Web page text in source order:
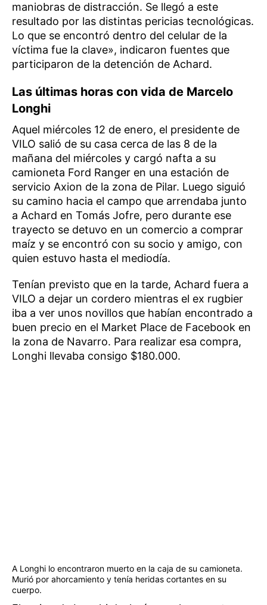
maniobras de distracción. Se llegó a este
resultado por las distintas pericias tecnológicas.
Lo que se encontró dentro del celular de la
víctima fue la clave», indicaron fuentes que
participaron de la detención de Achard.
Las últimas horas con vida de Marcelo
Longhi
Aquel miércoles 12 de enero, el presidente de
VILO salió de su casa cerca de las 8 de la
mañana del miércoles y cargó nafta a su
camioneta Ford Ranger en una estación de
servicio Axion de la zona de Pilar. Luego siguió
su camino hacia el campo que arrendaba junto
a Achard en Tomás Jofre, pero durante ese
trayecto se detuvo en un comercio a comprar
maíz y se encontró con su socio y amigo, con
quien estuvo hasta el mediodía.
Tenían previsto que en la tarde, Achard fuera a
VILO a dejar un cordero mientras el ex rugbier
iba a ver unos novillos que habían encontrado a
buen precio en el Market Place de Facebook en
la zona de Navarro. Para realizar esa compra,
Longhi llevaba consigo $180.000.
A Longhi lo encontraron muerto en la caja de su camioneta.
Murió por ahorcamiento y tenía heridas cortantes en su
cuerpo.